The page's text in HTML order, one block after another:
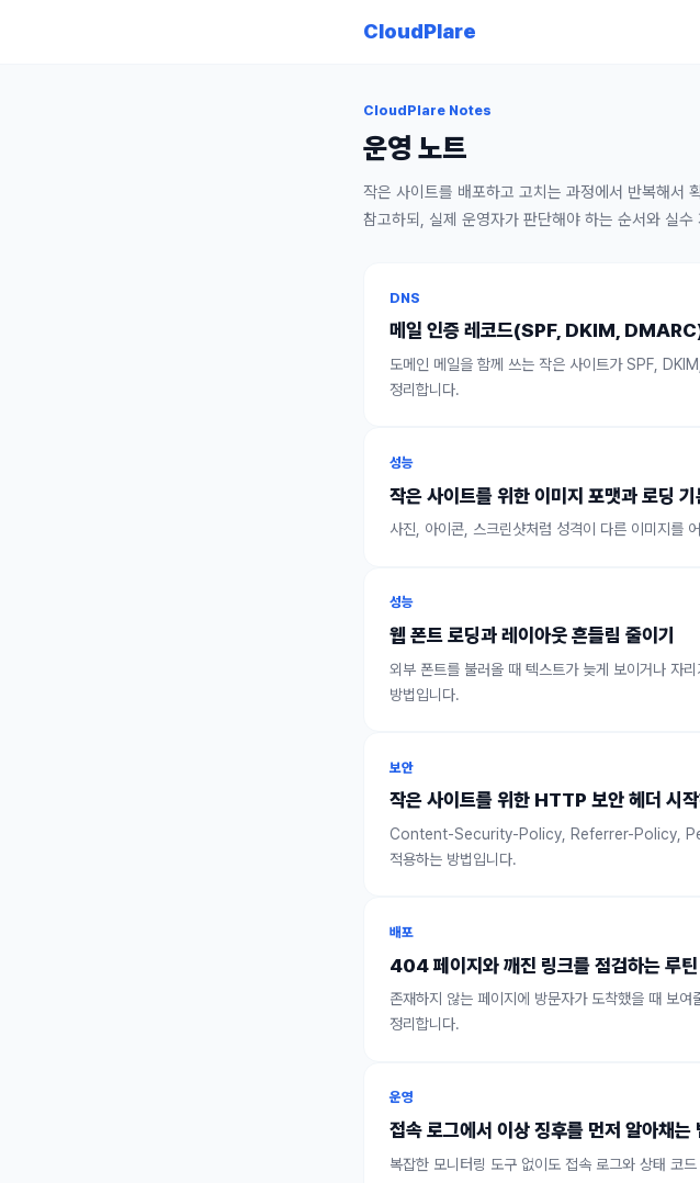
CloudPlare
CloudPlare Notes
운영 노트
작은 사이트를 배포하고 고치는 과정에서 반복해서
참고하되, 실제 운영자가 판단해야 하는 순서와 실
DNS
메일 인증 레코드(SPF, DKIM, DMARC)
도메인 메일을 함께 쓰는 작은 사이트가 SPF,
정리합니다.
성능
작은 사이트를 위한 이미지 포맷과 로딩 기
사진, 아이콘, 스크린샷처럼 성격이 다른 이미지를
성능
웹 폰트 로딩과 레이아웃 흔들림 줄이기
외부 폰트를 불러올 때 텍스트가 늦게 보이거나
방법입니다.
보안
작은 사이트를 위한 HTTP 보안 헤더 시작
Content-Security-Policy, Referrer-Policy,
적용하는 방법입니다.
배포
404 페이지와 깨진 링크를 점검하는 루틴
존재하지 않는 페이지에 방문자가 도착했을 때 보
정리합니다.
운영
접속 로그에서 이상 징후를 먼저 알아채는
복잡한 모니터링 도구 없이도 접속 로그와 상태 코